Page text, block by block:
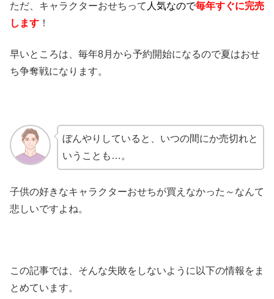
ただ、キャラクターおせちって 人気なので毎年すぐに完売
します ！
早いところは、毎年8月から予約開始になるので夏はおせ
ち争奪戦になります。
ぼんやりしていると、いつの間にか売切れと
いうことも…。
子供の好きなキャラクターおせちが買えなかった～なんて
悲しいですよね。
この記事では、そんな失敗をしないように以下の情報をま
とめています。